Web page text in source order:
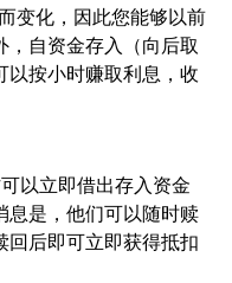
变化，因此您能够以前
，自资金存入（向后取
以按小时赚取利息，收
以立即借出存入资金
息是，他们可以随时赎
回后即可立即获得抵扣